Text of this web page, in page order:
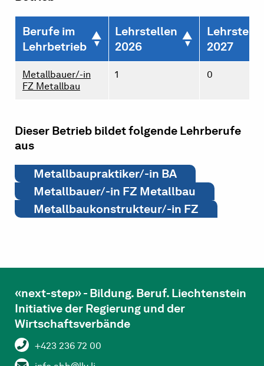
Berufe im
Lehrbetrieb
Lehrstellen
2026
2027
Metallbauer/-in
FZ Metallbau
1 0
Dieser Betrieb bildet folgende Lehrberufe
aus
Metallbaupraktiker/-in BA
Metallbauer/-in FZ Metallbau
Metallbaukonstrukteur/-in FZ
«next-step» - Bildung. Beruf. Liechtenstein
Initiative der Regierung und der
Wirtschaftsverbände
+423 236 72 00